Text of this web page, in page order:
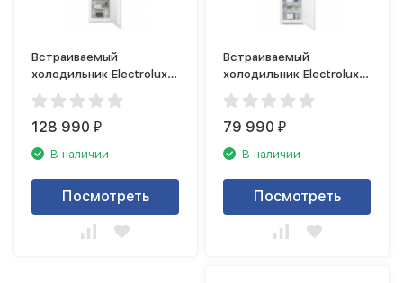
Встраиваемый
холодильник Electrolux
RNS7TE18S
128 990₽
В наличии
Посмотреть
Встраиваемый
холодильник Electrolux
RNT3FF18S
79 990₽
В наличии
Посмотреть